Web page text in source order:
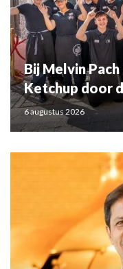
Bij Melvin
Ketchup door
6 augustus 2026